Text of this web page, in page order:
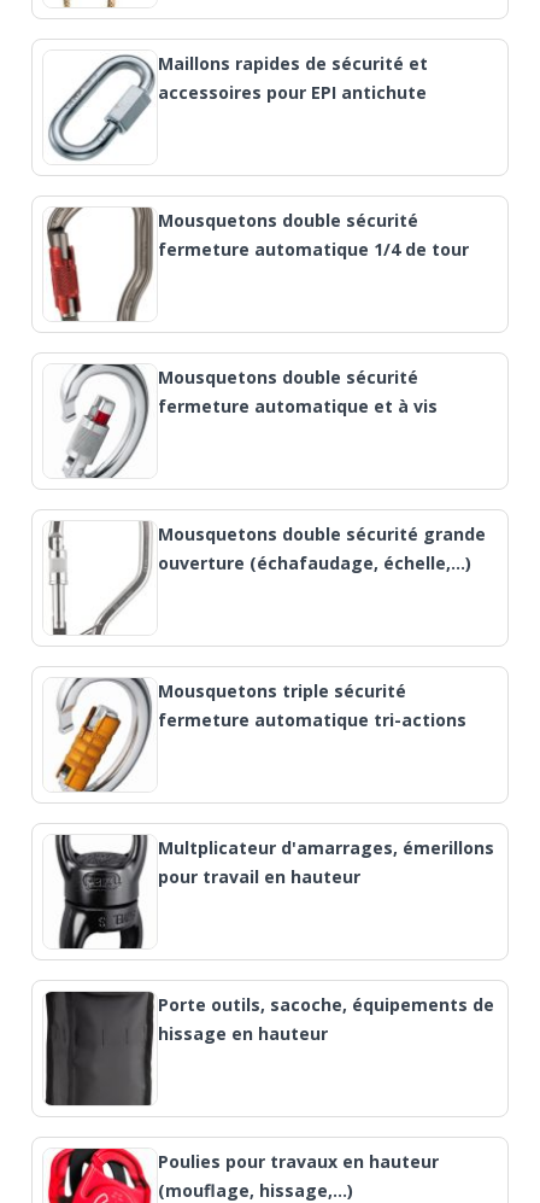
Maillons rapides de sécurité et
accessoires pour EPI antichute
Mousquetons double sécurité
fermeture automatique 1/4 de tour
Mousquetons double sécurité
fermeture automatique et à vis
Mousquetons double sécurité grande
ouverture (échafaudage, échelle,…)
Mousquetons triple sécurité
fermeture automatique tri-actions
Multplicateur d'amarrages, émerillons
pour travail en hauteur
Porte outils, sacoche, équipements de
hissage en hauteur
Poulies pour travaux en hauteur
(mouflage, hissage,…)